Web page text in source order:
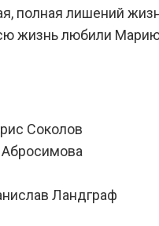
полная лишений
жизнь любили
Соколов
Ландграф